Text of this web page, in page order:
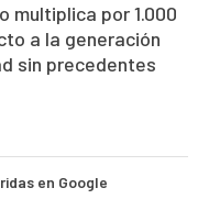
multiplica por 1.000
a la generación
sin precedentes
en Google